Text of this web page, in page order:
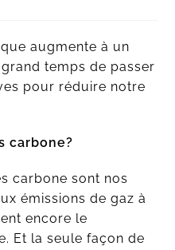
augmente à un
temps de passer
pour réduire notre
carbone?
carbone sont nos
émissions de gaz à
encore le
Et la seule façon de